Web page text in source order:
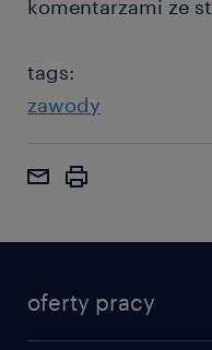
komentarzami ze
tags:
zawody
oferty pracy